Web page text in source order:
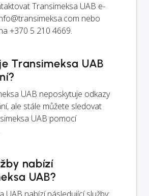
Transimeksa UAB e-
nebo
+370 5 210 4669.
Transimeksa UAB
UAB neposkytuje odkazy
ale stále můžete sledovat
UAB pomocí
nabízí
UAB?